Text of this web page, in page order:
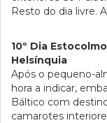
Resto do dia livre.
10º Dia
Helsínquia
Após o pequeno-
hora a indicar,
Báltico com
camarotes